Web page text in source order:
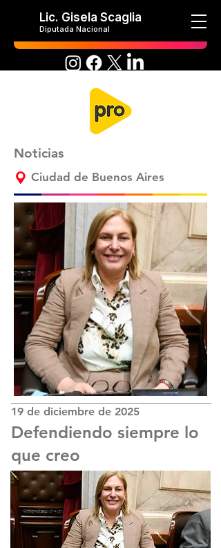
Lic. Gisela Scaglia
Diputada Nacional
Noticias
Ciudad de Buenos Aires
19 de diciembre de 2025
Defendiendo siempre lo
que creo